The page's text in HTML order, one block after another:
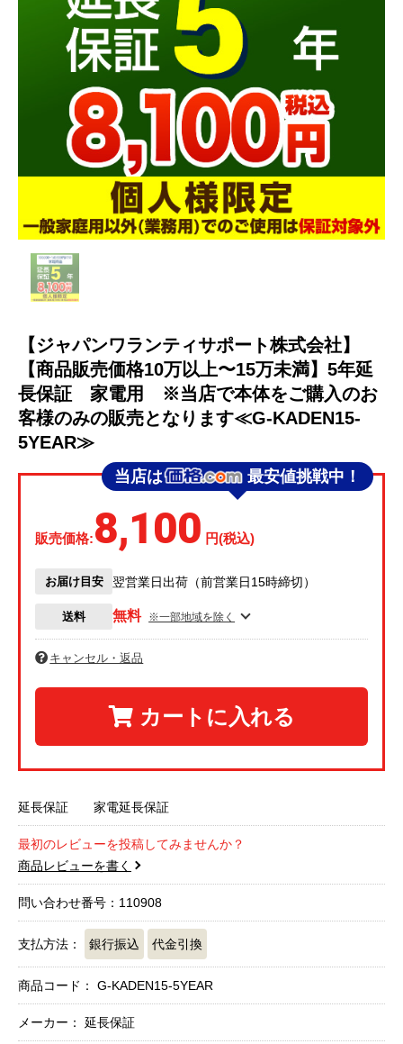
【ジャパンワランティサポート株式会社】
【商品販売価格10万以上〜15万未満】5年延
長保証 家電用 ※当店で本体をご購入のお
客様のみの販売となります≪G-KADEN15-
5YEAR≫
当店は 最安値挑戦中！
販売価格:8,100 円(税込)
お届け目安 翌営業日出荷（前営業日15時締切）
送料 無料 ※一部地域を除く
キャンセル・返品
カートに入れる
延長保証 家電延長保証
最初のレビューを投稿してみませんか？
商品レビューを書く
問い合わせ番号：110908
支払方法： 銀行振込 代金引換
商品コード： G-KADEN15-5YEAR
メーカー： 延長保証